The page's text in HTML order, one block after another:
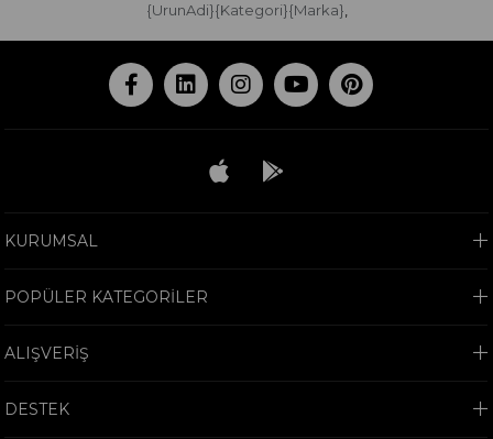
{UrunAdi}{Kategori}{Marka},
KURUMSAL
POPÜLER KATEGORİLER
ALIŞVERİŞ
DESTEK